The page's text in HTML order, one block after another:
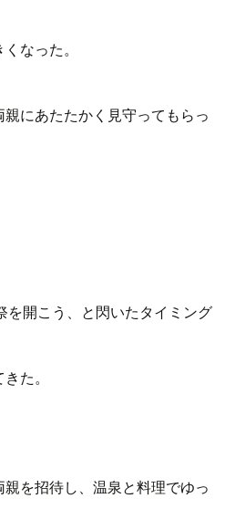
なった。
にあたたかく見守ってもらっ
を開こう、と閃いたタイミング
た。
を招待し、温泉と料理でゆっ